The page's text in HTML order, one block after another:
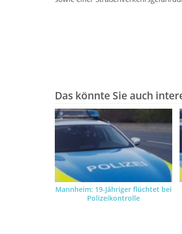
Das könnte Sie auch
Mannheim: 19-Jähriger flüchtet bei
Polizeikontrolle